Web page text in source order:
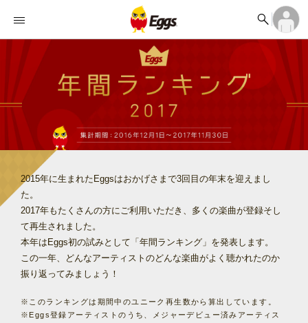


ランキング 
記事 
タイムライン
ライブ情報 
楽曲アップロード 
ログイン
アカウント登録
ログイン
アカウント登録
2015年に生まれたEggsはおかげさまで3回目の年末を迎えまし
た。
2017年もたくさんの方にご利用いただき、多くの楽曲が登録そし
て再生されました。
本年はEggs初の試みとして「年間ランキング」を発表します。
この一年、どんなアーティストのどんな楽曲がよく聴かれたのか
振り返ってみましょう！
※このランキングは期間中のユニーク再生数から算出しています。
※Eggs登録アーティストのうち、メジャーデビュー済みアーティス